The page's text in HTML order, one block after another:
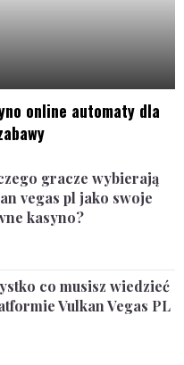
online automaty dla
gracze wybierają
vegas pl jako swoje
kasyno?
co musisz wiedzieć
Vulkan Vegas PL